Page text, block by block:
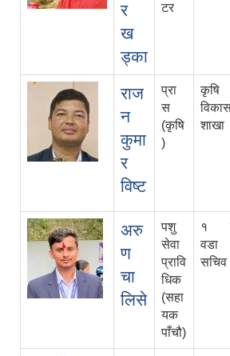
र
ख
ड्का
टर
राज
न
कुमा
र
विष्ट
प्रा‍
स
(कृषि
)
कृषि
शाखा
अरु
ण
चा
लिसे
पशु
सेवा
प्रावि
धिक
(सहा
यक
पाँचौ)
१
वडा
सचिव